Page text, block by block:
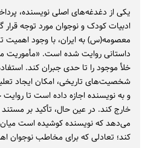
یکی از دغدغه‌های اصلی نویسنده،
ادبیات کودک و نوجوان مورد توجه
معصومه(س) به ایران، با وجود اهمیت
داستانی روایت شده است. «مأموریت
خلأ موجود را تا حدی جبران کند.
شخصیت‌های تاریخی، امکان ایجاد
و به نویسنده اجازه داده است تا
خارج کند. در عین حال، تأکید بر
می‌دهد که نویسنده کوشیده است میان
کند؛ تعادلی که برای مخاطب نوجوان